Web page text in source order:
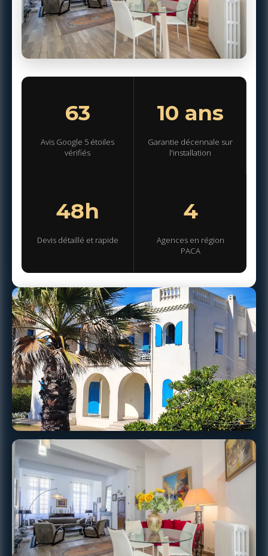
63
Avis Google 5 étoiles
vérifiés
10 ans
Garantie décennale sur
l'installation
48h
Devis détaillé et rapide
4
Agences en région
PACA